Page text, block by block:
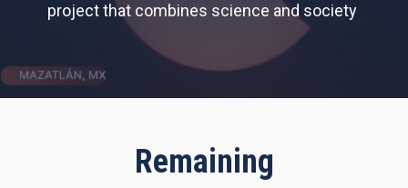
project that combines science and society
Remaining